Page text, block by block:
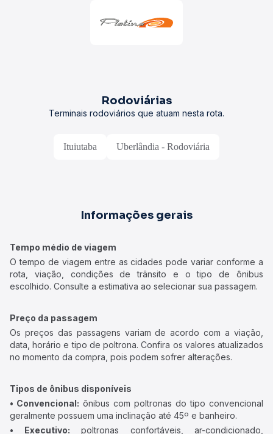
Rodoviárias
Terminais rodoviários que atuam nesta rota.
Ituiutaba Uberlândia - Rodoviária
Informações gerais
Tempo médio de viagem
O tempo de viagem entre as cidades pode variar conforme a
rota, viação, condições de trânsito e o tipo de ônibus
escolhido. Consulte a estimativa ao selecionar sua passagem.
Preço da passagem
Os preços das passagens variam de acordo com a viação,
data, horário e tipo de poltrona. Confira os valores atualizados
no momento da compra, pois podem sofrer alterações.
Tipos de ônibus disponíveis
• Convencional: ônibus com poltronas do tipo convencional
geralmente possuem uma inclinação até 45º e banheiro.
• Executivo: poltronas confortáveis, ar-condicionado,